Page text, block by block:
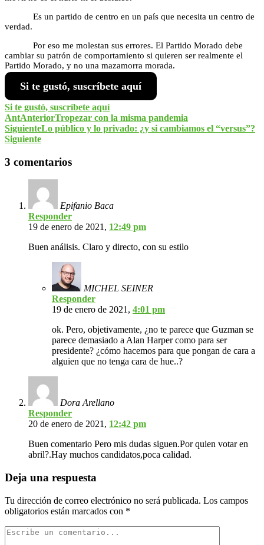
Es un partido de centro en un país que necesita un centro de
verdad.
Por eso me molestan sus errores. El Partido Morado debe
cambiar su patrón de comportamiento si quieren ser realmente el
Partido Morado, y no una mazamorra morada.
Si te gustó, suscríbete aquí
Si te gustó, suscríbete aquí
AntAnteriorTropezar con la misma pandemia
SiguienteLo público y lo privado: ¿y si cambiamos el “versus”?
Siguiente
3 comentarios
Epifanio Baca
Responder
19 de enero de 2021, 12:49 pm
Buen análisis. Claro y directo, con su estilo
MICHEL SEINER
Responder
19 de enero de 2021, 4:01 pm
ok. Pero, objetivamente, ¿no te parece que Guzman se
parece demasiado a Alan Harper como para ser
presidente? ¿cómo hacemos para que pongan de cara a
alguien que no tenga cara de hue..?
Dora Arellano
Responder
20 de enero de 2021, 12:42 pm
Buen comentario Pero mis dudas siguen.Por quien votar en
abril?.Hay muchos candidatos,poca calidad.
Deja una respuesta
Tu dirección de correo electrónico no será publicada. Los campos
obligatorios están marcados con *